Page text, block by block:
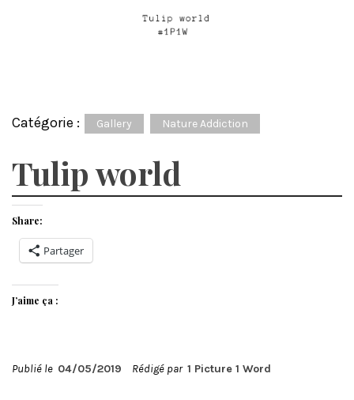
Catégorie : Gallery Nature Addiction
Tulip world
Share:
Partager
J’aime ça :
Publié le 04/05/2019 Rédigé par 1 Picture 1 Word